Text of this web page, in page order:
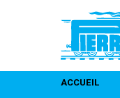
ACCUEIL